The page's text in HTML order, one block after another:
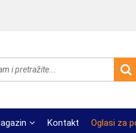
Kontakt Oglasi za